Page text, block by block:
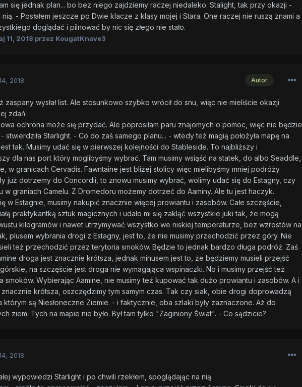
się jednak plan... bo bez niego zajdziemy raczej niedaleko. Stalight, tak przy okazji -
nią. - Posłałem jeszcze po Dwie klacze z klasy mojej i Stara. One raczej nie ruszą znami a
doglądać i pilnować by nic się złego nie stało.
11, 2018 przez KougatKnave3
Autor
2018
zaspany wysłał list. Ale stosunkowo szybko wrócił do snu, więc nie mieliście okazji
zdań.
ochrona może się przydać. Ale poprosiłam paru znajomych o pomoc, więc nie będzie
stwierdziła Starlight. - Co do zaś samego planu... - wtedy też magią położyła mapę na
tak. Musimy udać się w pierwszej kolejności do Stableside. To najbliższy i
dla nas port który moglibyśmy wybrać. Tam musimy wsiąść na statek, do albo Seaddle,
w granicach Cervadis. Fawntaine jest bliżej stolicy więc mielibyśmy mniej podróży
już dotrzemy do Concordii, to znowu musimy wybrać, wolimy udać się do Estagny, czy
w graniach Camelu. Z Dromedoru możemy dotrzeć do Aaminy. Ale tu jest haczyk.
w Estagnie, musimy nakupić znacznie więcej prowiantu i zasobów. Całe szczęście,
praktykantką sztuk magicznych i udało mi się zakląć wszystkie juki tak, że mogą
kilogramów i nawet utrzymywać wszystko we niskiej temperaturze, bez wzrostów na
plusem wybrania drogi z Estagny, jest to, że nie musimy przechodzić przez góry. Nie
też przechodzić przez terytoria smoków. Będzie to jednak bardzo długa podróż. Zaś
droga jest znacznie krótsza, jednak minusem jest to, że będziemy musieli przejść
na szczęście jest droga nie wymagająca wspinaczki. No i musimy przejść też
smoków. Wybierając Aamine, nie musimy też kupować tak dużo prowiantu i zasobów. A i
krótsza, oszczędzimy tym samym czas. Tak czy siak, obie drogi doprowadzą
którym są Niesłoneczne Ziemie. - i faktycznie, oba szlaki były zaznaczone. Aż do
ziem. Tych na mapie nie było. Był tam tylko "Zaginiony Świat". - Co sądzicie?
2018
wypowiedzi Starlight i po chwili rzekłem, spoglądając na nią.